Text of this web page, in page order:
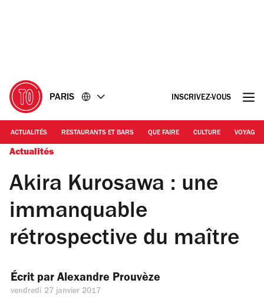
PARIS INSCRIVEZ-VOUS
ACTUALITÉS RESTAURANTS ET BARS QUE FAIRE CULTURE VOYAGE
Actualités
Akira Kurosawa : une
immanquable
rétrospective du maître
Écrit par Alexandre Prouvèze
vendredi 27 janvier 2017